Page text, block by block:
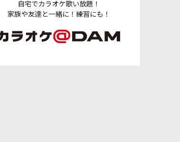
自宅でカラオケ歌い放題！
家族や友達と一緒に！練習にも！